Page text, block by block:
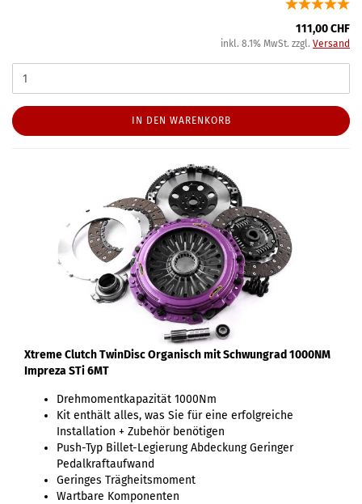
111,00 CHF
inkl. 8.1% MwSt. zzgl. Versand
IN DEN WARENKORB
Xtreme Clutch TwinDisc Organisch mit Schwungrad 1000NM
Impreza STi 6MT
Drehmomentkapazität 1000Nm
Kit enthält alles, was Sie für eine erfolgreiche
Installation + Zubehör benötigen
Push-Typ Billet-Legierung Abdeckung Geringer
Pedalkraftaufwand
Geringes Trägheitsmoment
Wartbare Komponenten